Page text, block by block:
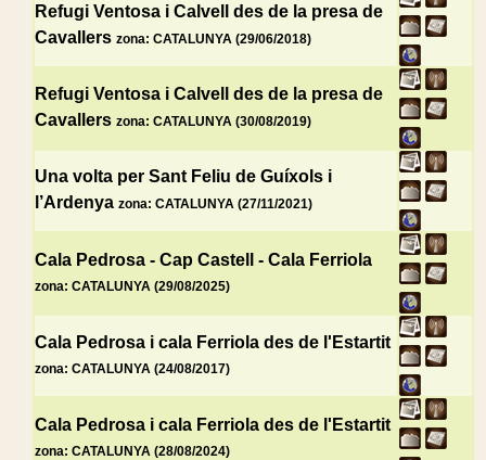
Refugi Ventosa i Calvell des de la presa de
Cavallers zona: CATALUNYA (29/06/2018)
Refugi Ventosa i Calvell des de la presa de
Cavallers zona: CATALUNYA (30/08/2019)
Una volta per Sant Feliu de Guíxols i
l’Ardenya zona: CATALUNYA (27/11/2021)
Cala Pedrosa - Cap Castell - Cala Ferriola
zona: CATALUNYA (29/08/2025)
Cala Pedrosa i cala Ferriola des de l'Estartit
zona: CATALUNYA (24/08/2017)
Cala Pedrosa i cala Ferriola des de l'Estartit
zona: CATALUNYA (28/08/2024)